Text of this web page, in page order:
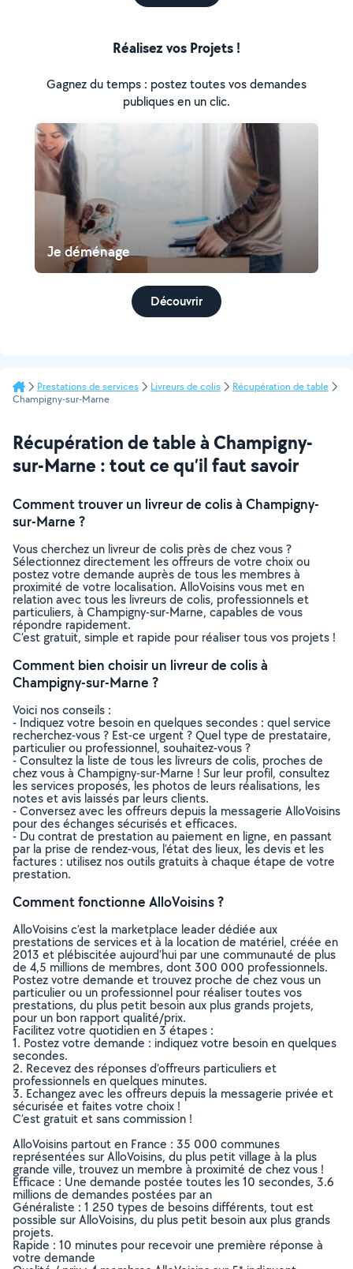
Réalisez vos Projets !
Gagnez du temps : postez toutes vos demandes
publiques en un clic.
Je déménage
Découvrir
Prestations de services Livreurs de colis
Récupération de table
Champigny-sur-Marne
Récupération de table à Champigny-
sur-Marne : tout ce qu’il faut savoir
Comment trouver un livreur de colis à Champigny-
sur-Marne ?
Vous cherchez un livreur de colis près de chez vous ?
Sélectionnez directement les offreurs de votre choix ou
postez votre demande auprès de tous les membres à
proximité de votre localisation. AlloVoisins vous met en
relation avec tous les livreurs de colis, professionnels et
particuliers, à Champigny-sur-Marne, capables de vous
répondre rapidement.
C’est gratuit, simple et rapide pour réaliser tous vos projets !
Comment bien choisir un livreur de colis à
Champigny-sur-Marne ?
Voici nos conseils :
- Indiquez votre besoin en quelques secondes : quel service
recherchez-vous ? Est-ce urgent ? Quel type de prestataire,
particulier ou professionnel, souhaitez-vous ?
- Consultez la liste de tous les livreurs de colis, proches de
chez vous à Champigny-sur-Marne ! Sur leur profil, consultez
les services proposés, les photos de leurs réalisations, les
notes et avis laissés par leurs clients.
- Conversez avec les offreurs depuis la messagerie AlloVoisins
pour des échanges sécurisés et efficaces.
- Du contrat de prestation au paiement en ligne, en passant
par la prise de rendez-vous, l’état des lieux, les devis et les
factures : utilisez nos outils gratuits à chaque étape de votre
prestation.
Comment fonctionne AlloVoisins ?
AlloVoisins c’est la marketplace leader dédiée aux
prestations de services et à la location de matériel, créée en
2013 et plébiscitée aujourd’hui par une communauté de plus
de 4,5 millions de membres, dont 300 000 professionnels.
Postez votre demande et trouvez proche de chez vous un
particulier ou un professionnel pour réaliser toutes vos
prestations, du plus petit besoin aux plus grands projets,
pour un bon rapport qualité/prix.
Facilitez votre quotidien en 3 étapes :
1. Postez votre demande : indiquez votre besoin en quelques
secondes.
2. Recevez des réponses d’offreurs particuliers et
professionnels en quelques minutes.
3. Echangez avec les offreurs depuis la messagerie privée et
sécurisée et faites votre choix !
C’est gratuit et sans commission !
AlloVoisins partout en France : 35 000 communes
représentées sur AlloVoisins, du plus petit village à la plus
grande ville, trouvez un membre à proximité de chez vous !
Efficace : Une demande postée toutes les 10 secondes, 3.6
millions de demandes postées par an
Généraliste : 1 250 types de besoins différents, tout est
possible sur AlloVoisins, du plus petit besoin aux plus grands
projets.
Rapide : 10 minutes pour recevoir une première réponse à
votre demande